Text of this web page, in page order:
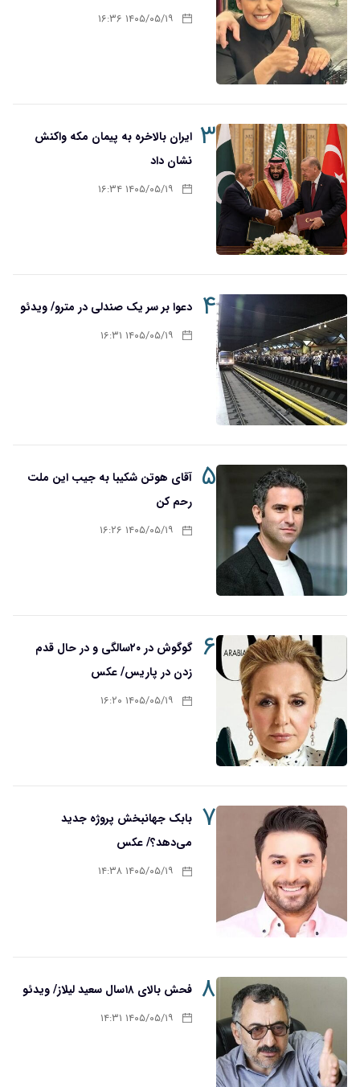
۱۴۰۵/۰۵/۱۹ ۱۶:۳۶
۳ ایران بالاخره به پیمان مکه واکنش
نشان داد
۱۴۰۵/۰۵/۱۹ ۱۶:۳۴
۴ دعوا بر سر یک صندلی در مترو/ ویدئو
۱۴۰۵/۰۵/۱۹ ۱۶:۳۱
۵ آقای هوتن شکیبا به جیب این ملت
رحم کن
۱۴۰۵/۰۵/۱۹ ۱۶:۲۶
۶
گوگوش در ۲۰سالگی و در حال قدم
زدن در پاریس/ عکس
۱۴۰۵/۰۵/۱۹ ۱۶:۲۰
۷ بابک جهانبخش پروژه جدید
می‌دهد؟/ عکس
۱۴۰۵/۰۵/۱۹ ۱۴:۳۸
۸ فحش بالای ۱۸سال سعید لیلاز/ ویدئو
۱۴۰۵/۰۵/۱۹ ۱۴:۳۱